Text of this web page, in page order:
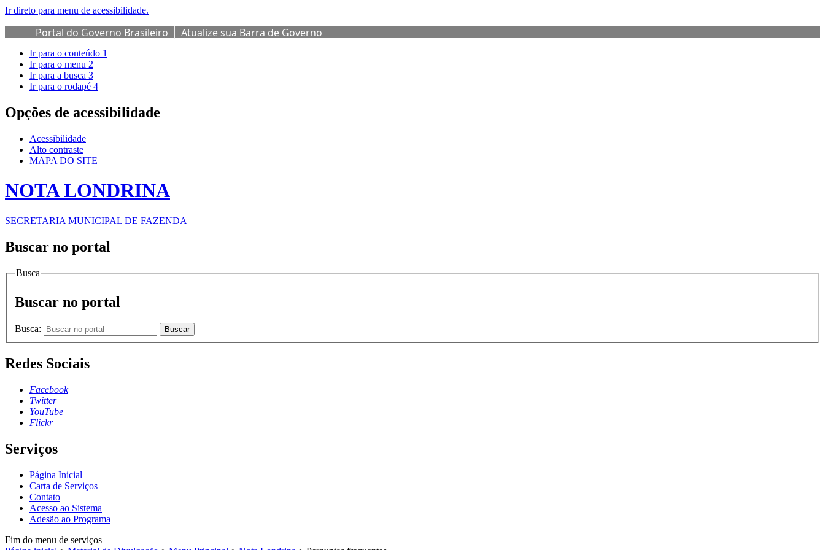
Ir direto para menu de acessibilidade.
Portal do Governo Brasileiro Atualize sua Barra de Governo
Ir para o conteúdo 1
Ir para o menu 2
Ir para a busca 3
Ir para o rodapé 4
Opções de acessibilidade
Acessibilidade
Alto contraste
MAPA DO SITE
NOTA LONDRINA
SECRETARIA MUNICIPAL DE FAZENDA
Buscar no portal
Busca
Buscar no portal
Busca: Buscar
Redes Sociais
Facebook
Twitter
YouTube
Flickr
Serviços
Página Inicial
Carta de Serviços
Contato
Acesso ao Sistema
Adesão ao Programa
Fim do menu de serviços